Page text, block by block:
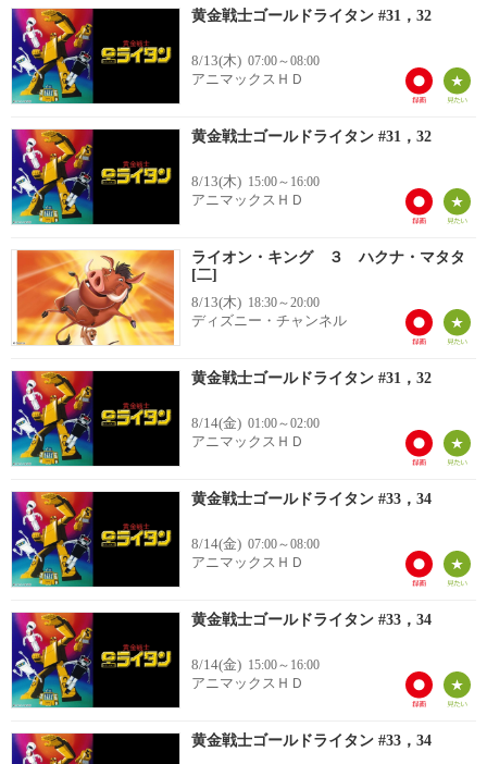
黄金戦士ゴールドライタン #31，32
8/13(木) 07:00～08:00
アニマックスＨＤ
黄金戦士ゴールドライタン #31，32
8/13(木) 15:00～16:00
アニマックスＨＤ
ライオン・キング ３ ハクナ・マタタ
[二]
8/13(木) 18:30～20:00
ディズニー・チャンネル
黄金戦士ゴールドライタン #31，32
8/14(金) 01:00～02:00
アニマックスＨＤ
黄金戦士ゴールドライタン #33，34
8/14(金) 07:00～08:00
アニマックスＨＤ
黄金戦士ゴールドライタン #33，34
8/14(金) 15:00～16:00
アニマックスＨＤ
黄金戦士ゴールドライタン #33，34